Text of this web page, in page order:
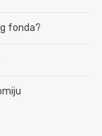
fonda?